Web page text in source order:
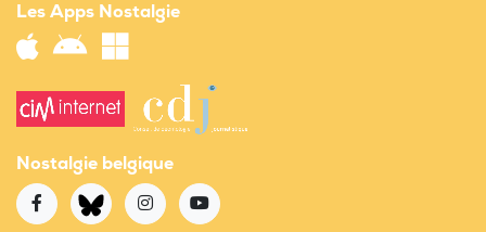
Les Apps Nostalgie
Nostalgie belgique